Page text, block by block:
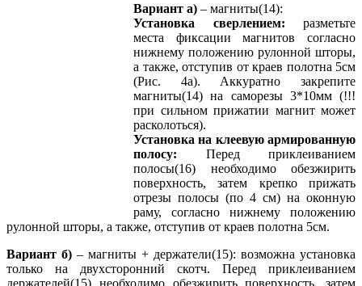
Вариант а) – магниты(14):
Установка сверлением: разметьте
места фиксации магнитов согласно
нижнему положению рулонной шторы,
а также, отступив от краев полотна 5см
(Рис. 4а). Аккуратно закрепите
магниты(14) на саморезы 3*10мм (!!!
при сильном прижатии магнит может
расколоться).
Установка на клеевую армированную
полосу: Перед приклеиванием
полосы(16) необходимо обезжирить
поверхность, затем крепко прижать
отрезы полосы (по 4 см) на оконную
раму, согласно нижнему положению
рулонной шторы, а также, отступив от краев полотна 5см.
Вариант б) – магниты + держатели(15): возможна установка
только на двухсторонний скотч. Перед приклеиванием
держателей(15) необходимо обезжирить поверхность, затем